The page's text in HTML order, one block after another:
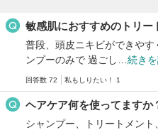
敏感肌におすすめのトリー
普段、頭皮ニキビができや
ンプーのみで 過ごし… 続き
回答数 72 私もしりたい！ 1
ヘアケア何を使ってますか
シャンプー、トリートメント